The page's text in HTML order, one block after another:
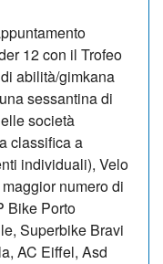
12 con il Trofeo
abilità/gimkana
sessantina di
società
classifica a
individuali), Velo
numero di
Bike Porto
Superbike Bravi
AC Eiffel, Asd